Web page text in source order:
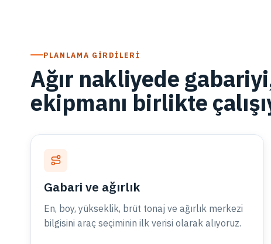
PLANLAMA GIRDILERI
Ağır nakliyede
ekipmanı birlikte
Gabari ve ağırlık
En, boy, yükseklik, brüt tonaj ve ağırlık merkezi
bilgisini araç seçiminin ilk verisi olarak alıyoruz.